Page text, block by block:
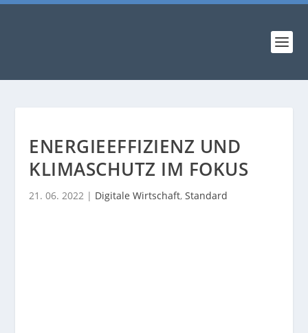
ENERGIEEFFIZIENZ UND
KLIMASCHUTZ IM FOKUS
21. 06. 2022 | Digitale Wirtschaft,Standard